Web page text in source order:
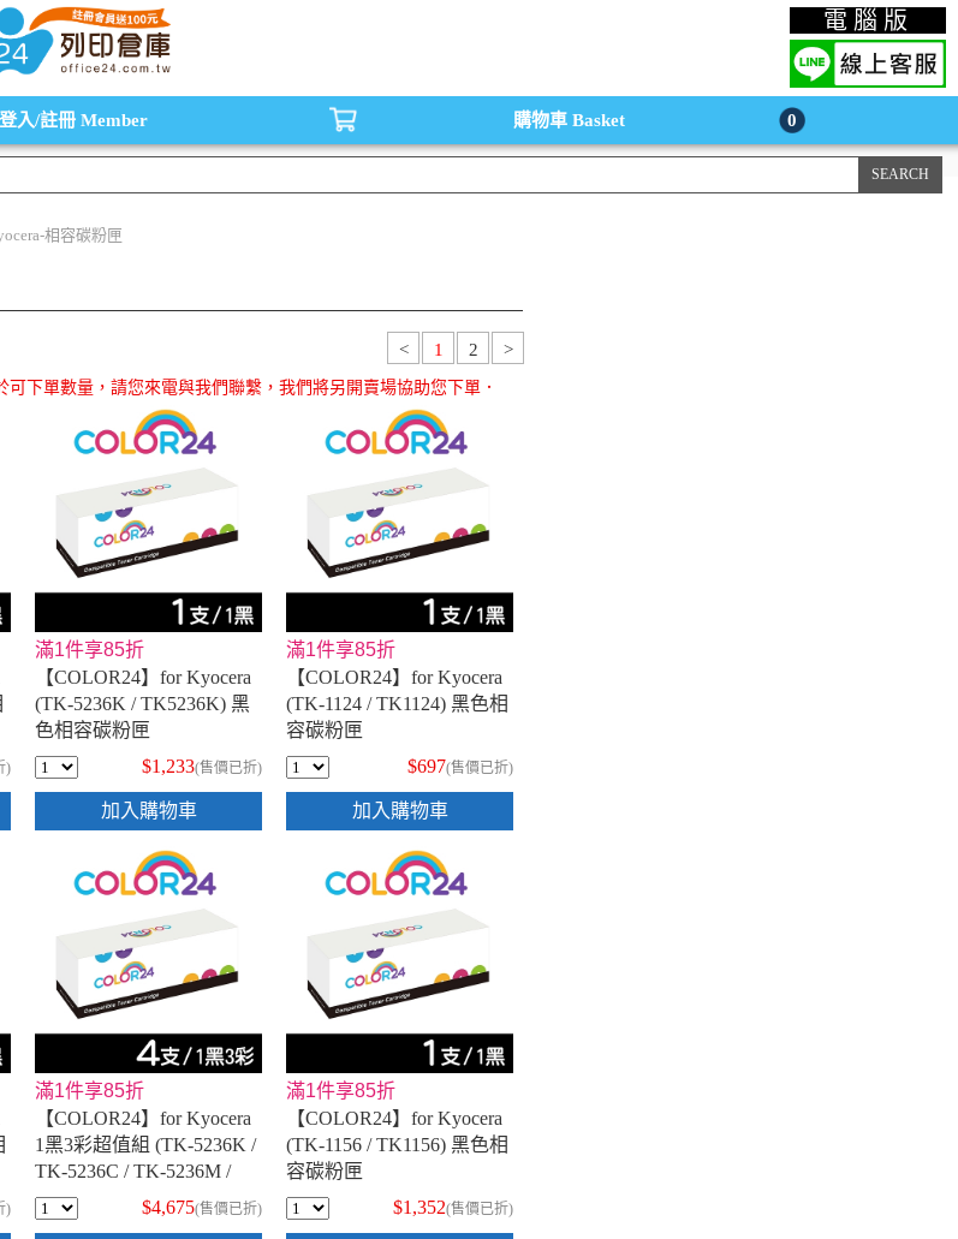
副廠碳粉匣，環保碳粉匣,連續供墨印表機-office24列印倉庫線上購物手機版 電腦版
登入/註冊 Member 購物車 Basket 0
相容碳粉匣
< 1 2 >
下單數量，請您來電與我們聯繫，我們將另開賣場協助您下單．
)
滿1件享85折
【COLOR24】for Kyocera
(TK-5236K / TK5236K) 黑
色相容碳粉匣
$1,233(售價已折)
加入購物車
滿1件享85折
【COLOR24】for Kyocera
(TK-1124 / TK1124) 黑色相
容碳粉匣
$697(售價已折)
加入購物車
)
滿1件享85折
【COLOR24】for Kyocera
1黑3彩超值組 (TK-5236K /
TK-5236C / TK-5236M /
TK-5236Y) 相容碳粉匣
$4,675(售價已折)
滿1件享85折
【COLOR24】for Kyocera
(TK-1156 / TK1156) 黑色相
容碳粉匣
$1,352(售價已折)